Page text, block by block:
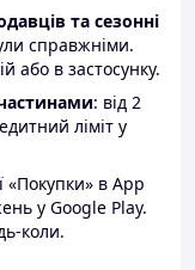
та сезонні
справжніми.
або в застосунку.
: від 2
ліміт у
«Покупки» в App
у Google Play.
коли.